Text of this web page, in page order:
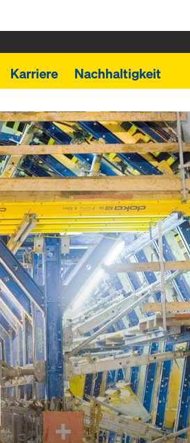
Karriere Nachhaltigkeit